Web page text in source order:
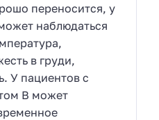
переносится, у
наблюдаться
в груди,
У пациентов с
В может